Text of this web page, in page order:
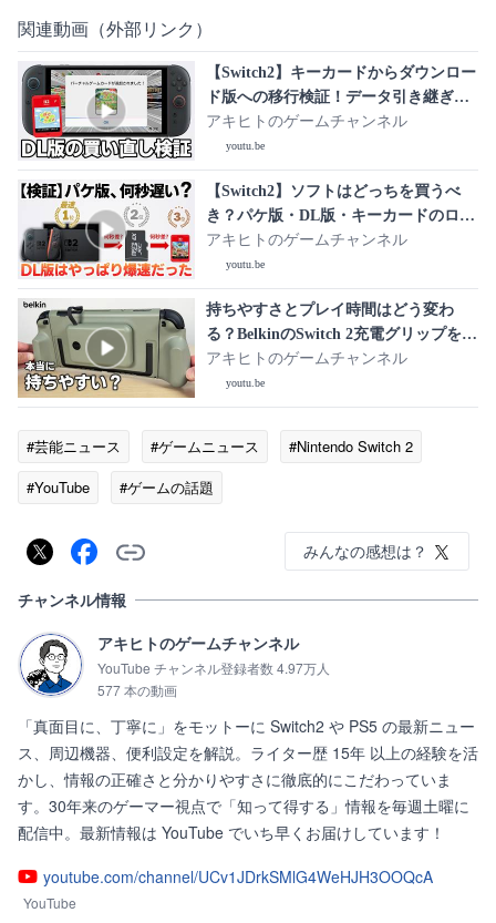
関連動画（外部リンク）
【Switch2】キーカードからダウンロー
ド版への移行検証！データ引き継ぎや
ロード時間を徹底比較
アキヒトのゲームチャンネル
youtu.be
【Switch2】ソフトはどっちを買うべ
き？パケ版・DL版・キーカードのロー
ド時間を徹底比較
アキヒトのゲームチャンネル
youtu.be
持ちやすさとプレイ時間はどう変わ
る？BelkinのSwitch 2充電グリップを実
機検証
アキヒトのゲームチャンネル
youtu.be
#芸能ニュース #ゲームニュース
#Nintendo Switch 2
#YouTube
#ゲームの話題
みんなの感想は？
チャンネル情報
アキヒトのゲームチャンネル
YouTube チャンネル登録者数 4.97万人
577 本の動画
「真面目に、丁寧に」をモットーに Switch2 や PS5 の最新ニュー
ス、周辺機器、便利設定を解説。ライター歴 15年 以上の経験を活
かし、情報の正確さと分かりやすさに徹底的にこだわっていま
す。30年来のゲーマー視点で「知って得する」情報を毎週土曜に
配信中。最新情報は YouTube でいち早くお届けしています！
youtube.com/channel/UCv1JDrkSMlG4WeHJH3OOQcA
YouTube